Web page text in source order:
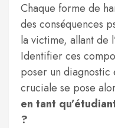
Chaque forme de
des conséquences
la victime, allant de
Identifier ces
poser un diagnostic
cruciale se pose
en tant
?